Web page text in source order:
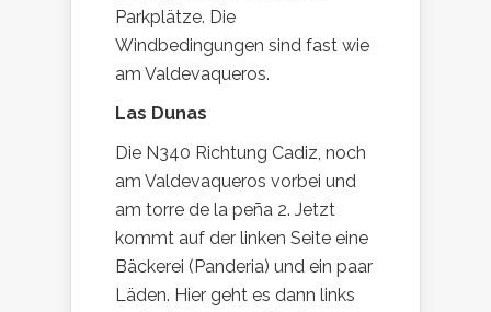
Parkplätze. Die
Windbedingungen sind fast wie
am Valdevaqueros.
Las Dunas
Die N340 Richtung Cadiz, noch
am Valdevaqueros vorbei und
am torre de la peña 2. Jetzt
kommt auf der linken Seite eine
Bäckerei (Panderia) und ein paar
Läden. Hier geht es dann links